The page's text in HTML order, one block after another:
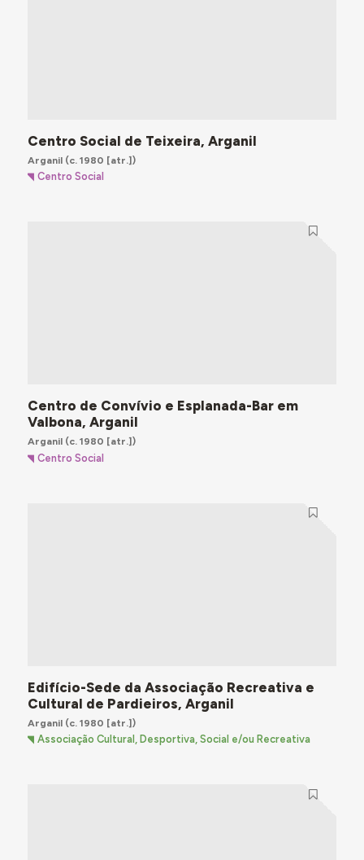
Centro Social de Teixeira, Arganil
Arganil(c. 1980 [atr.])
Centro Social
Centro de Convívio e Esplanada-Bar em
Valbona, Arganil
Arganil(c. 1980 [atr.])
Centro Social
Edifício-Sede da Associação Recreativa e
Cultural de Pardieiros, Arganil
Arganil(c. 1980 [atr.])
Associação Cultural, Desportiva, Social e/ou Recreativa